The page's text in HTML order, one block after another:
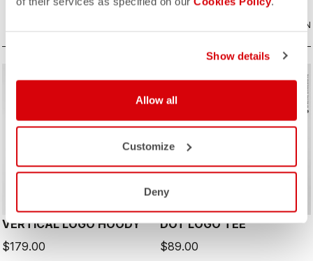
Show details
Allow all
Customize
Deny
VERGLEICHEN
VERTICAL LOGO HOODY
$179.00
DOT LOGO TEE
$89.00